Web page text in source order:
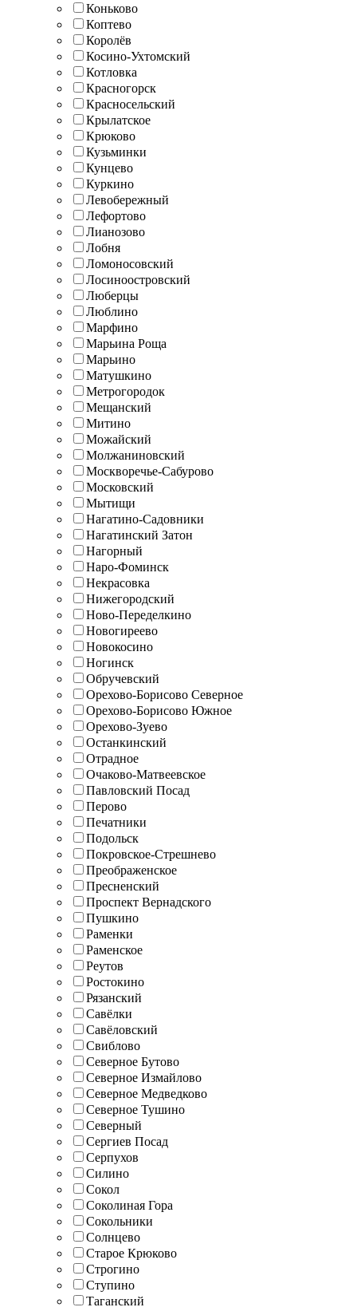
Коньково
Коптево
Королёв
Косино-Ухтомский
Котловка
Красногорск
Красносельский
Крылатское
Крюково
Кузьминки
Кунцево
Куркино
Левобережный
Лефортово
Лианозово
Лобня
Ломоносовский
Лосиноостровский
Люберцы
Люблино
Марфино
Марьина Роща
Марьино
Матушкино
Метрогородок
Мещанский
Митино
Можайский
Молжаниновский
Москворечье-Сабурово
Московский
Мытищи
Нагатино-Садовники
Нагатинский Затон
Нагорный
Наро-Фоминск
Некрасовка
Нижегородский
Ново-Переделкино
Новогиреево
Новокосино
Ногинск
Обручевский
Орехово-Борисово Северное
Орехово-Борисово Южное
Орехово-Зуево
Останкинский
Отрадное
Очаково-Матвеевское
Павловский Посад
Перово
Печатники
Подольск
Покровское-Стрешнево
Преображенское
Пресненский
Проспект Вернадского
Пушкино
Раменки
Раменское
Реутов
Ростокино
Рязанский
Савёлки
Савёловский
Свиблово
Северное Бутово
Северное Измайлово
Северное Медведково
Северное Тушино
Северный
Сергиев Посад
Серпухов
Силино
Сокол
Соколиная Гора
Сокольники
Солнцево
Старое Крюково
Строгино
Ступино
Таганский